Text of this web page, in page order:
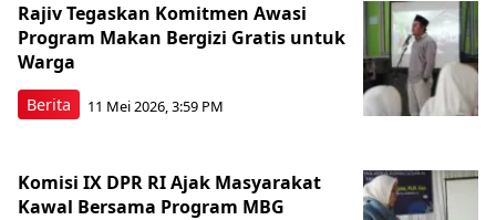
Berita
Rajiv Tegaskan Komitmen Awasi
Program Makan Bergizi Gratis untuk
Warga
11 Mei 2026, 3:59 PM
Komisi IX DPR RI Ajak Masyarakat
Kawal Bersama Program MBG